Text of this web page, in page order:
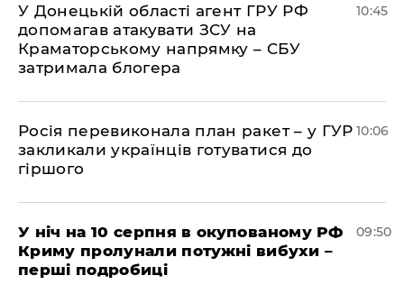
У Донецькій області агент ГРУ РФ
допомагав атакувати ЗСУ на
Краматорському напрямку – СБУ
затримала блогера
10:45
Росія перевиконала план ракет – у ГУР
закликали українців готуватися до
гіршого
10:06
У ніч на 10 серпня в окупованому РФ
Криму пролунали потужні вибухи –
перші подробиці
09:50